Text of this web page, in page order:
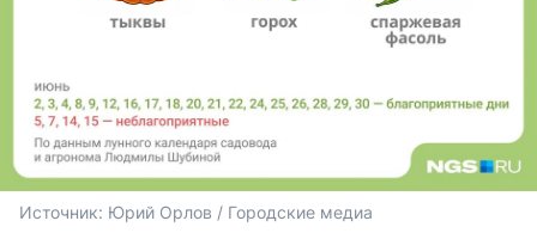
Источник: Юрий Орлов / Городские медиа